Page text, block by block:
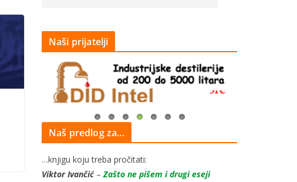
Naši prijatelji
Naš predlog za…
…knjigu koju treba pročitati:
Viktor Ivančić– Zašto ne pišem i drugi eseji